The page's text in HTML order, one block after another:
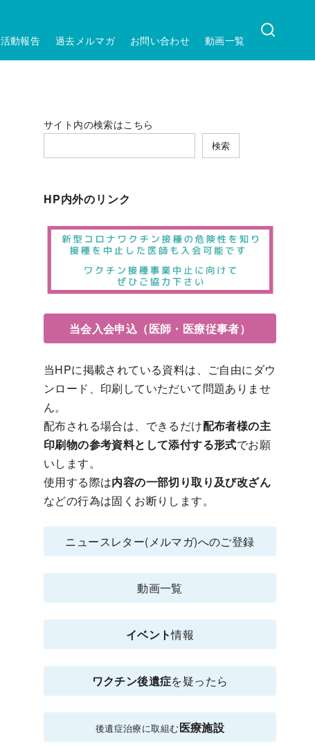
活動報告 過去メルマガ お問い合わせ 動画一覧
サイト内の検索はこちら
検索
HP内外のリンク
当会入会申込（医師・医療従事者）
当HPに掲載されている資料は、ご自由にダウ
ンロード、印刷していただいて問題ありませ
ん。
配布される場合は、できるだけ配布者様の主
印刷物の参考資料として添付する形式でお願
いします。
使用する際は内容の一部切り取り及び改ざん
などの行為は固くお断りします。
ニュースレター(メルマガ)へのご登録
動画一覧
イベント情報
ワクチン後遺症を疑ったら
後遺症治療に取組む医療施設